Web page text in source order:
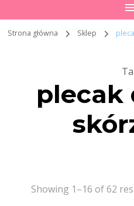
Strona główna Sklep
plecak
Showing 1–16 of 62